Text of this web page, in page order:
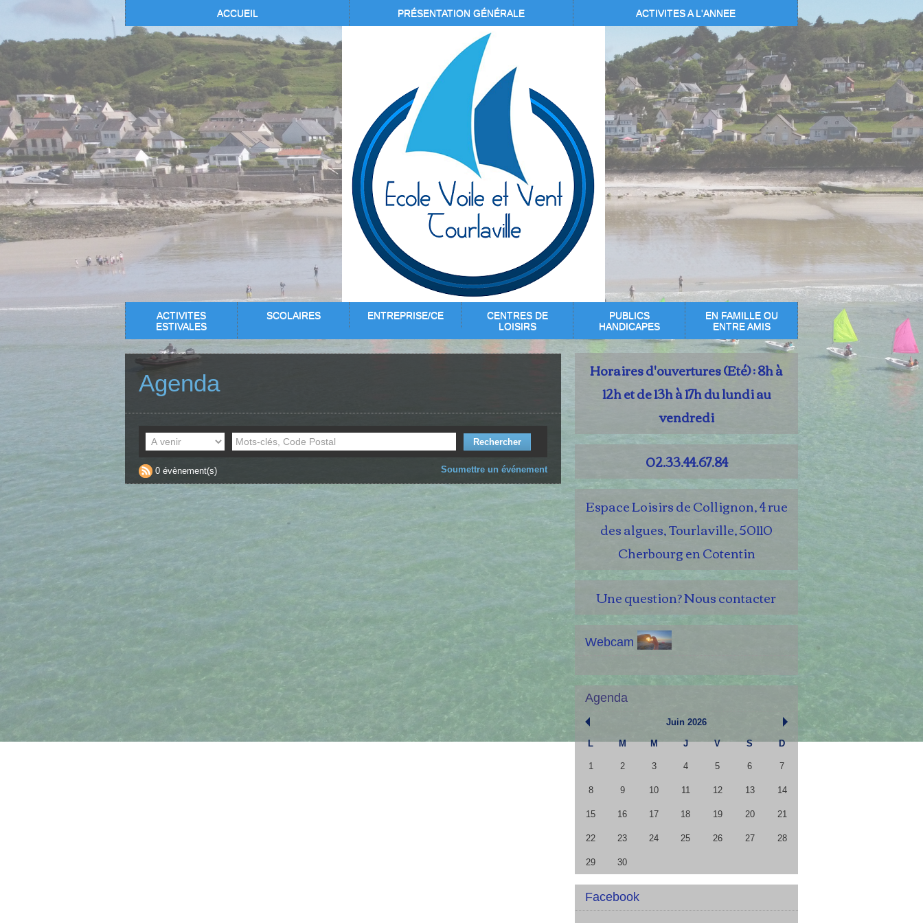
ACCUEIL PRÉSENTATION GÉNÉRALE ACTIVITES A L'ANNEE
ACTIVITES
ESTIVALES
SCOLAIRES ENTREPRISE/CE
CENTRES DE
LOISIRS
PUBLICS
HANDICAPES
EN FAMILLE OU
ENTRE AMIS
Agenda
0 évènement(s) Soumettre un événement
Horaires d'ouvertures (Eté) : 8h à
12h et de 13h à 17h du lundi au
vendredi
02.33.44.67.84
Espace Loisirs de Collignon, 4 rue
des algues, Tourlaville, 50110
Cherbourg en Cotentin
Une question? Nous contacter
Webcam
Agenda
Juin 2026
L M M J V S D
1 2 3 4 5 6 7
8 9 10 11 12 13 14
15 16 17 18 19 20 21
22 23 24 25 26 27 28
29 30
Facebook